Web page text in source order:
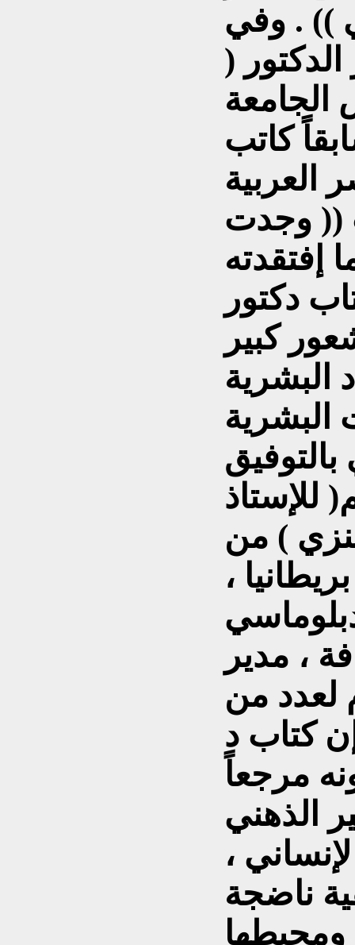
)) . وفي
(
الجامعة
كاتب
(( وجدت
إفتقدته
دكتور
كبير
البشرية
البشرية
للإستاذ
) من
،
، مدير
لعدد من
كتاب د
مرجعاً
الذهني
،
ناضجة